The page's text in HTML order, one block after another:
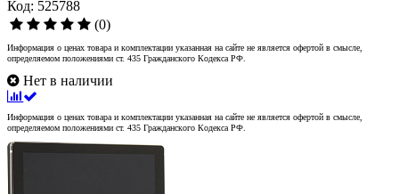
Код: 525788
(0)
Информация о ценах товара и комплектации указанная на сайте не является офертой в смысле,
определяемом положениями ст. 435 Гражданского Кодекса РФ.
Нет в наличии
Информация о ценах товара и комплектации указанная на сайте не является офертой в смысле,
определяемом положениями ст. 435 Гражданского Кодекса РФ.